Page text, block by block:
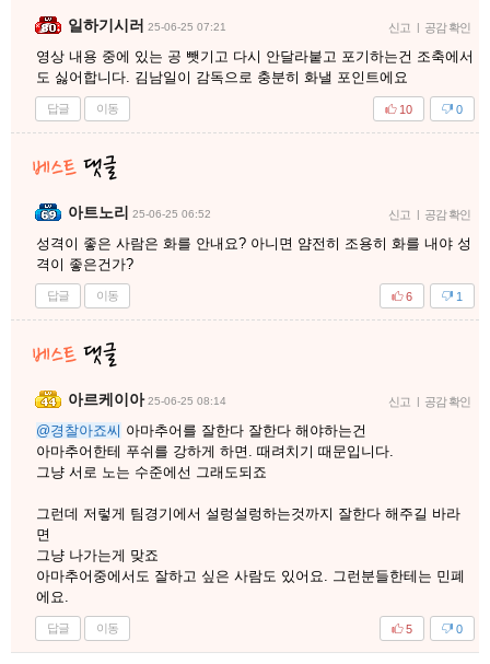
일하기시러 25-06-25 07:21 신고 | 공감 확인
영상 내용 중에 있는 공 뺏기고 다시 안달라붙고 포기하는건 조축에서
도 싫어합니다. 김남일이 감독으로 충분히 화낼 포인트에요
답글 이동 0
10
아트노리 25-06-25 06:52 신고 | 공감 확인
성격이 좋은 사람은 화를 안내요? 아니면 얌전히 조용히 화를 내야 성
격이 좋은건가?
답글 이동 1
6
아르케이아 25-06-25 08:14 신고 | 공감 확인
@경찰아죠씨 아마추어를 잘한다 잘한다 해야하는건
아마추어한테 푸쉬를 강하게 하면. 때려치기 때문입니다.
그냥 서로 노는 수준에선 그래도되죠
그런데 저렇게 팀경기에서 설렁설렁하는것까지 잘한다 해주길 바라
면
그냥 나가는게 맞죠
아마추어중에서도 잘하고 싶은 사람도 있어요. 그런분들한테는 민폐
에요.
답글 이동 0
5